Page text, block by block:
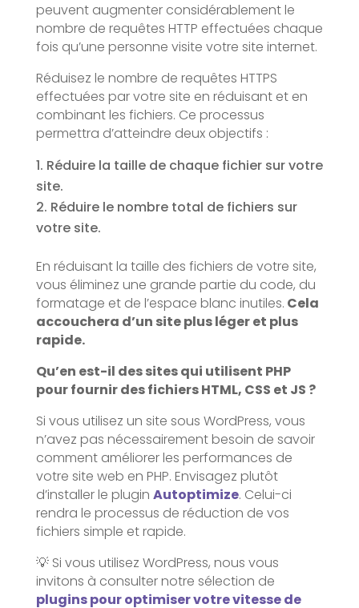
peuvent augmenter considérablement le
nombre de requêtes HTTP effectuées chaque
fois qu’une personne visite votre site internet.
Réduisez le nombre de requêtes HTTPS
effectuées par votre site en réduisant et en
combinant les fichiers. Ce processus
permettra d’atteindre deux objectifs :
Réduire la taille de chaque fichier sur votre
site.
Réduire le nombre total de fichiers sur
votre site.
En réduisant la taille des fichiers de votre site,
vous éliminez une grande partie du code, du
formatage et de l’espace blanc inutiles. Cela
accouchera d’un site plus léger et plus
rapide.
Qu’en est-il des sites qui utilisent PHP
pour fournir des fichiers HTML, CSS et JS ?
Si vous utilisez un site sous WordPress, vous
n’avez pas nécessairement besoin de savoir
comment améliorer les performances de
votre site web en PHP. Envisagez plutôt
d’installer le plugin Autoptimize. Celui-ci
rendra le processus de réduction de vos
fichiers simple et rapide.
💡 Si vous utilisez WordPress, nous vous
invitons à consulter notre sélection de
plugins pour optimiser votre vitesse de